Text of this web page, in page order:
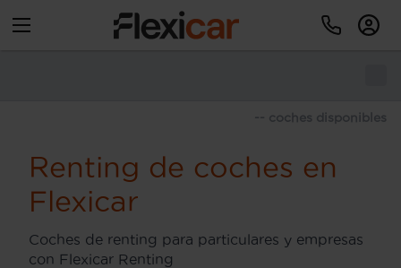
-- coches disponibles
Renting de coches en
Flexicar
Coches de renting para particulares y empresas
con Flexicar Renting